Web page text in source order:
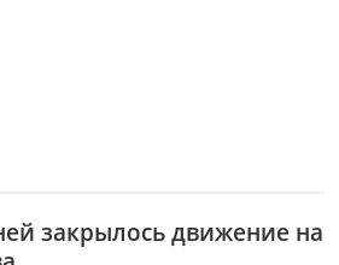
закрылось движение на